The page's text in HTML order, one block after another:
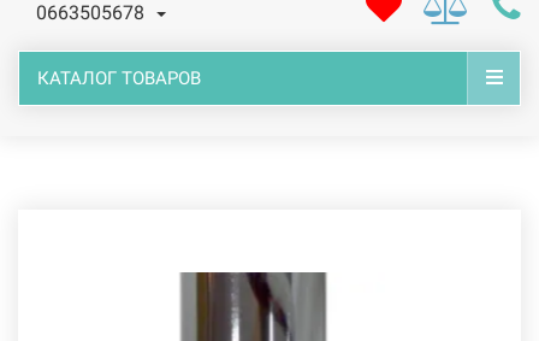
0663505678
КАТАЛОГ ТОВАРОВ